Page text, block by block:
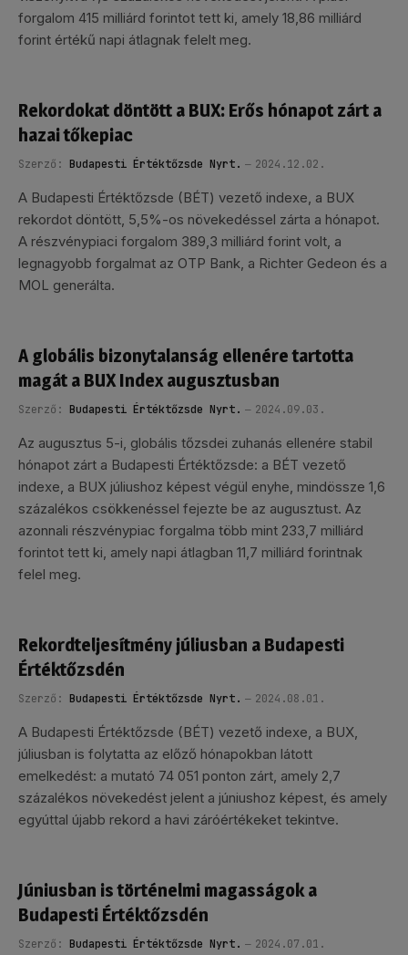
forgalom 415 milliárd forintot tett ki, amely 18,86 milliárd
forint értékű napi átlagnak felelt meg.
Rekordokat döntött a BUX: Erős hónapot zárt a
hazai tőkepiac
Szerző: Budapesti Értéktőzsde Nyrt. 2024.12.02.
A Budapesti Értéktőzsde (BÉT) vezető indexe, a BUX
rekordot döntött, 5,5%-os növekedéssel zárta a hónapot.
A részvénypiaci forgalom 389,3 milliárd forint volt, a
legnagyobb forgalmat az OTP Bank, a Richter Gedeon és a
MOL generálta.
A globális bizonytalanság ellenére tartotta
magát a BUX Index augusztusban
Szerző: Budapesti Értéktőzsde Nyrt. 2024.09.03.
Az augusztus 5-i, globális tőzsdei zuhanás ellenére stabil
hónapot zárt a Budapesti Értéktőzsde: a BÉT vezető
indexe, a BUX júliushoz képest végül enyhe, mindössze 1,6
százalékos csökkenéssel fejezte be az augusztust. Az
azonnali részvénypiac forgalma több mint 233,7 milliárd
forintot tett ki, amely napi átlagban 11,7 milliárd forintnak
felel meg.
Rekordteljesítmény júliusban a Budapesti
Értéktőzsdén
Szerző: Budapesti Értéktőzsde Nyrt. 2024.08.01.
A Budapesti Értéktőzsde (BÉT) vezető indexe, a BUX,
júliusban is folytatta az előző hónapokban látott
emelkedést: a mutató 74 051 ponton zárt, amely 2,7
százalékos növekedést jelent a júniushoz képest, és amely
egyúttal újabb rekord a havi záróértékeket tekintve.
Júniusban is történelmi magasságok a
Budapesti Értéktőzsdén
Szerző: Budapesti Értéktőzsde Nyrt. 2024.07.01.